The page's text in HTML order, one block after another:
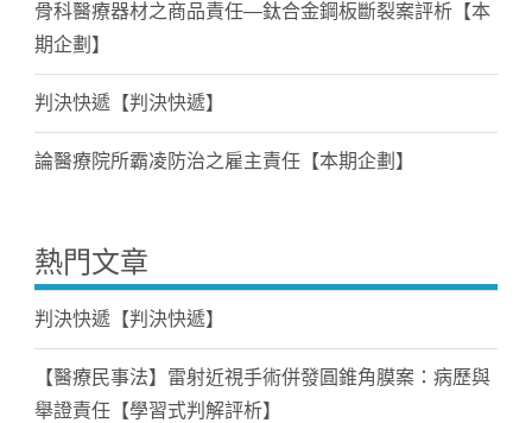
骨科醫療器材之商品責任—鈦合金鋼板斷裂案評析【本
期企劃】
判決快遞【判決快遞】
論醫療院所霸凌防治之雇主責任【本期企劃】
熱門文章
判決快遞【判決快遞】
【醫療民事法】雷射近視手術併發圓錐角膜案：病歷與
舉證責任【學習式判解評析】